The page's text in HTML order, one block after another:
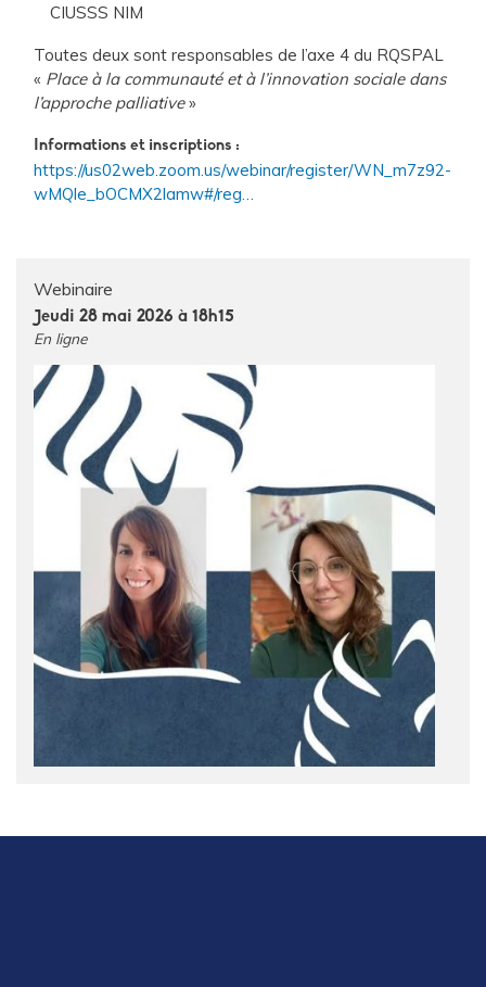
CIUSSS NIM
Toutes deux sont responsables de l’axe 4 du RQSPAL
« Place à la communauté et à l’innovation sociale dans
l’approche palliative»
Informations et inscriptions :
https://us02web.zoom.us/webinar/register/WN_m7z92-
wMQle_bOCMX2lamw#/reg…
Webinaire
Jeudi 28 mai 2026 à 18h15
En ligne